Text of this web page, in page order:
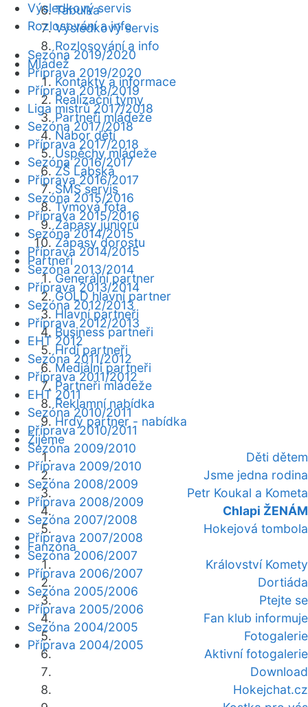
Tabulka
Výsledkový servis
Rozlosování a info
Mládež
Kontakty a informace
Realizační týmy
Partneři mládeže
Nábor dětí
Úspěchy mládeže
ZŠ Labská
SMS servis
Týmová fota
Zápasy juniorů
Zápasy dorostu
Partneři
Generální partner
GOLD hlavní partner
Hlavní partneři
Business partneři
Hrdí partneři
Mediální partneři
Partneři mládeže
Reklamní nabídka
Hrdý partner - nabídka
Žijeme
Děti dětem
Jsme jedna rodina
Petr Koukal a Kometa
Chlapi ŽENÁM
Hokejová tombola
Fanzóna
Království Komety
Dortiáda
Ptejte se
Fan klub informuje
Fotogalerie
Aktivní fotogalerie
Download
Hokejchat.cz
Výsledkový servis
Rozlosování a info
Sezóna 2019/2020
Příprava 2019/2020
Příprava 2018/2019
Liga mistrů 2017/2018
Sezóna 2017/2018
Příprava 2017/2018
Sezóna 2016/2017
Příprava 2016/2017
Sezóna 2015/2016
Příprava 2015/2016
Sezóna 2014/2015
Příprava 2014/2015
Sezóna 2013/2014
Příprava 2013/2014
Sezóna 2012/2013
Příprava 2012/2013
EHT 2012
Sezóna 2011/2012
Příprava 2011/2012
EHT 2011
Sezóna 2010/2011
Příprava 2010/2011
Sezóna 2009/2010
Příprava 2009/2010
Sezóna 2008/2009
Příprava 2008/2009
Sezóna 2007/2008
Příprava 2007/2008
Sezóna 2006/2007
Příprava 2006/2007
Sezóna 2005/2006
Příprava 2005/2006
Sezóna 2004/2005
Příprava 2004/2005